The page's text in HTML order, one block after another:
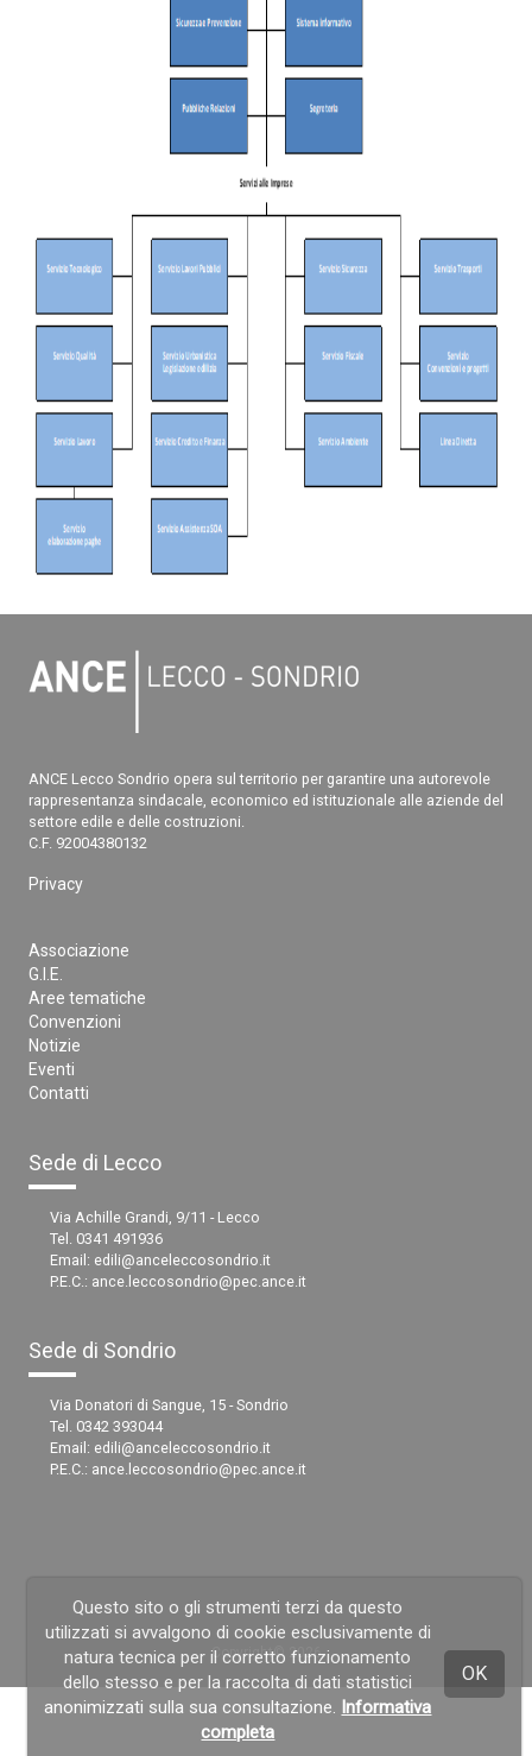
ANCE Lecco Sondrio opera sul territorio per garantire una autorevole
rappresentanza sindacale, economico ed istituzionale alle aziende del
settore edile e delle costruzioni.
C.F. 92004380132
Privacy
Associazione
G.I.E.
Aree tematiche
Convenzioni
Notizie
Eventi
Contatti
Sede di Lecco
Via Achille Grandi, 9/11 - Lecco
Tel. 0341 491936
Email: edili@anceleccosondrio.it
P.E.C.: ance.leccosondrio@pec.ance.it
Sede di Sondrio
Via Donatori di Sangue, 15 - Sondrio
Tel. 0342 393044
Email: edili@anceleccosondrio.it
P.E.C.: ance.leccosondrio@pec.ance.it
Copyright© 2026
Questo sito o gli strumenti terzi da questo
utilizzati si avvalgono di cookie esclusivamente di
natura tecnica per il corretto funzionamento
dello stesso e per la raccolta di dati statistici
anonimizzati sulla sua consultazione. Informativa
completa
OK